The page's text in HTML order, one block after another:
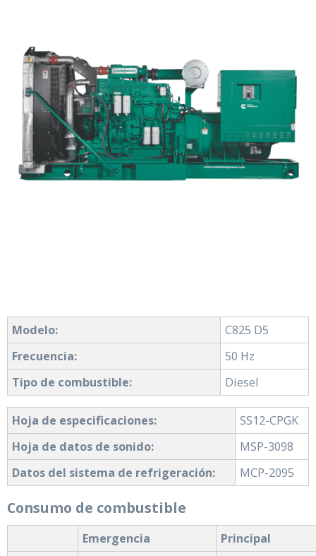
Modelo:
C825 D5
Frecuencia:
50 Hz
Tipo de combustible:
Diesel
Hoja de especificaciones:
SS12-CPGK
Hoja de datos de sonido:
MSP-3098
Datos del sistema de refrigeración:
MCP-2095
Consumo de combustible
Emergencia
Principal